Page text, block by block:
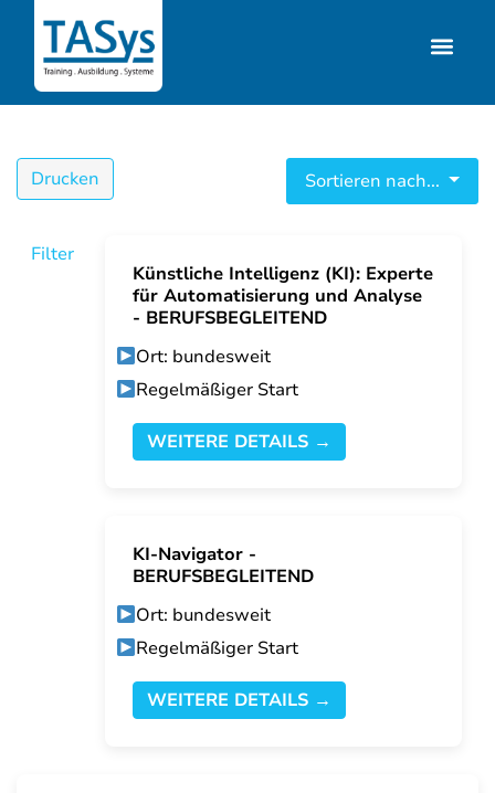
Drucken Sortieren nach...
Filter
Künstliche Intelligenz (KI): Experte
für Automatisierung und Analyse
- BERUFSBEGLEITEND
Ort: bundesweit
Regelmäßiger Start
WEITERE DETAILS →
KI-Navigator -
BERUFSBEGLEITEND
Ort: bundesweit
Regelmäßiger Start
WEITERE DETAILS →